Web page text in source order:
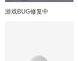
121
81
游戏BUG修复中